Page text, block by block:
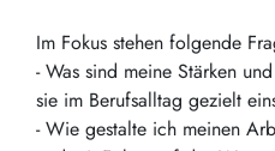
Im Fokus stehen folgende
- Was sind meine Stärken
sie im Berufsalltag gezielt
- Wie gestalte ich meinen